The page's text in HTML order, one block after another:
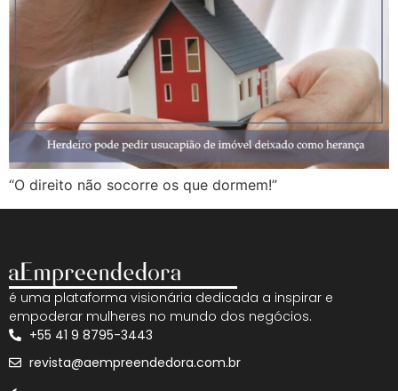
“O direito não socorre os que dormem!”
é uma plataforma visionária dedicada a inspirar e
empoderar mulheres no mundo dos negócios.
+55 41 9 8795-3443
revista@aempreendedora.com.br